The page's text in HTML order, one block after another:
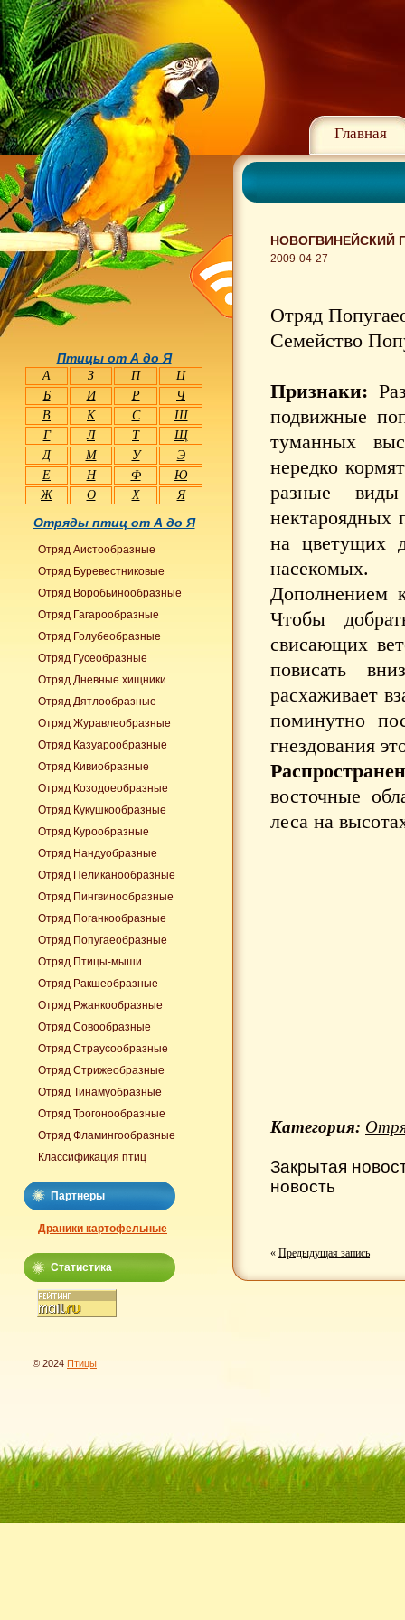
Главная
НОВОГВИНЕЙСКИЙ
2009-04-27
Отряд
Семейство
Признаки:
подвижные
туманных
нередко
разные
нектароядных
на цветущих
насекомых.
Дополнением
Чтобы
свисающих
повисать
расхаживает
поминутно
гнездования
восточные
леса на
Категория:
Закрытая
новость
« Предыдущая запись
Птицы от А до Я
А З П
Ц
Б
И Р
Ч
В
К С
Ш
Г
Л Т
Щ
Д
М У
Э
Е
Н Ф
Ю
Ж
О Х Я
Отряды птиц от А до Я
Отряд Аистообразные
Отряд Буревестниковые
Отряд Воробьинообразные
Отряд Гагарообразные
Отряд Голубеобразные
Отряд Гусеобразные
Отряд Дневные хищники
Отряд Дятлообразные
Отряд Журавлеобразные
Отряд Казуарообразные
Отряд Кивиобразные
Отряд Козодоеобразные
Отряд Кукушкообразные
Отряд Курообразные
Отряд Нандуобразные
Отряд Пеликанообразные
Отряд Пингвинообразные
Отряд Поганкообразные
Отряд Попугаеобразные
Отряд Птицы-мыши
Отряд Ракшеобразные
Отряд Ржанкообразные
Отряд Совообразные
Отряд Страусообразные
Отряд Стрижеобразные
Отряд Тинамуобразные
Отряд Трогонообразные
Отряд Фламингообразные
Классификация птиц
Партнеры
Драники картофельные
Статистика
© 2024 Птицы